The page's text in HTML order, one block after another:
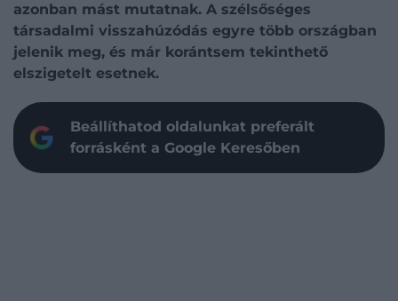
azonban mást mutatnak. A szélsőséges
társadalmi visszahúzódás egyre több országban
jelenik meg, és már korántsem tekinthető
elszigetelt esetnek.
Beállíthatod oldalunkat preferált
forrásként a Google Keresőben